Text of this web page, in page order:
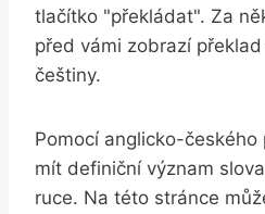
tlačítko "překládat". Za
před vámi zobrazí
češtiny.
Pomocí anglicko-
mít definiční význam
ruce. Na této stránce